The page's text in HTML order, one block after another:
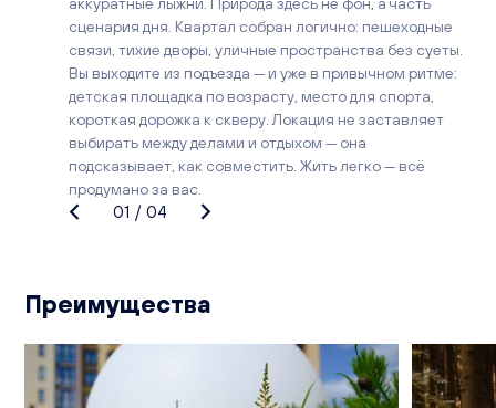
аккуратные лыжни. Природа здесь не фон, а часть
сценария дня. Квартал собран логично: пешеходные
связи, тихие дворы, уличные пространства без суеты.
Вы выходите из подъезда — и уже в привычном ритме:
детская площадка по возрасту, место для спорта,
короткая дорожка к скверу. Локация не заставляет
выбирать между делами и отдыхом — она
подсказывает, как совместить. Жить легко — всё
продумано за вас.
01 / 04
Преимущества